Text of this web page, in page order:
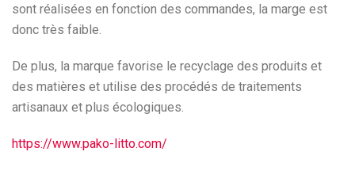
sont réalisées en fonction des commandes, la marge est
donc très faible.
De plus, la marque favorise le recyclage des produits et
des matières et utilise des procédés de traitements
artisanaux et plus écologiques.
https://www.pako-litto.com/